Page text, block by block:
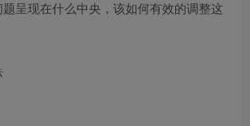
呈现在什么中央，该如何有效的调整这